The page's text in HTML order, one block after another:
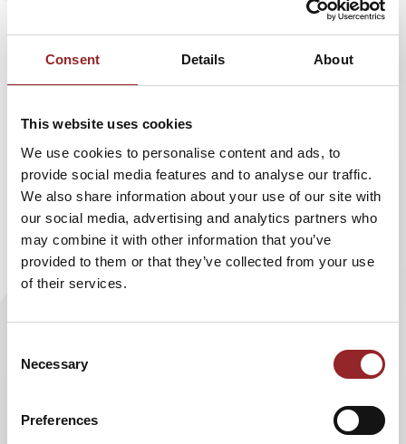
Consent Details About
This website uses cookies
We use cookies to personalise content and ads, to
provide social media features and to analyse our traffic.
We also share information about your use of our site with
our social media, advertising and analytics partners who
may combine it with other information that you’ve
provided to them or that they’ve collected from your use
of their services.
Selection
Necessary
Preferences
im Foyer des Medienzentrums. Mit seinen vielen
praktischen Tipps und spielerischen Impulsen für
mehr Servicekultur und Kundenbindung sorgte
humorvollen Vortrag „Wie Ihre Kunden Fans fürs
Leben werden“ für einen vollen Saal bei der
Mediengruppe Pressedruckin Augsburg.
Learn and laugh ist das Grundprinzip des 5 Sterne Redners.
So zeigte er auf seine unkonventionelle Art und Weise, was
Mitteln schnell eine unterhaltsame und kreative
seine Videos zeigte. Service darf eben auch Spaß machen:
sei es wichtig, das Herz der Kunden zu gewinnen. Das
zeichnet einen guten Dienstleister aus. „Sind Sie also